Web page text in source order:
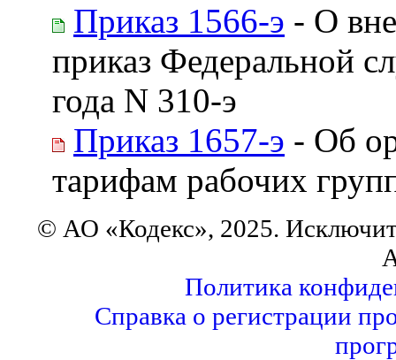
Приказ 1566-э - О
приказ Федеральной
года N 310-э
Приказ 1657-э - Об
тарифам рабочих
© АО «Кодекс», 2025.
Политика
Справка о регистрации